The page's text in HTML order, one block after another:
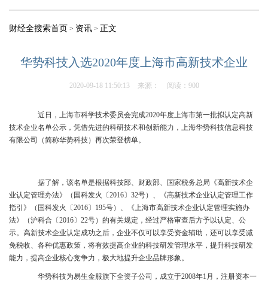
财经全搜索首页 > 资讯 > 正文
华势科技入选2020年度上海市高新技术企业
2020-09-18 11:50:13 来源： 阅读：900
近日，上海市科学技术委员会完成2020年度上海市第一批拟认定高新
技术企业名单公示 ， 凭借先进的科研技术和创新能力，上海华势科技信息科技
有限公司（简称华势科技）再次荣登榜单。
据了解，该名单是根据科技部、财政部、国家税务总局《高新技术企
业认定管理办法》（国科发火〔2016〕32号）、《高新技术企业认定管理工作
指引》（国科发火〔2016〕195号）、《上海市高新技术企业认定管理实施办
法》（沪科合〔2016〕22号）的有关规定，经过严格审查后方予以认定、公
示。高新技术企业认定成功之后，企业不仅可以享受资金辅助，还可以享受减
免税收、各种优惠政策，将有效提高企业的科技研发管理水平，提升科技研发
能力，提高企业核心竞争力，极大地提升企业品牌形象。
华势科技为易生金服旗下全资子公司， 成立于2008年1月，注册资本一